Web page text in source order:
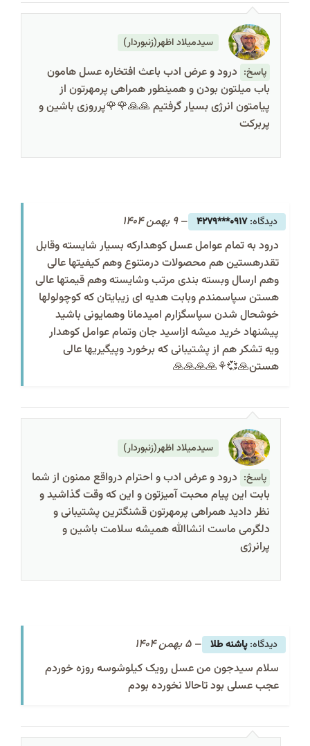
سیدمیلاد اظهر(زنبوردار)
پاسخ: درود و عرض ادب باعث افتخاره عسل هامون
باب میلتون بودن و همینطور همراهی پرمهرتون از
پیامتون انرژی بسیار گرفتیم 🙏🙏🌹🌹پرروزی باشین و
پربرکت
0917***4279
– 9 بهمن 1404
درود به تمام عوامل عسل کوهدارکه بسیار شایسته وقابل
تقدرهستین هم محصولات درمتنوع وهم کیفیتها عالی
وهم ارسال وبسته بندی مرتب وشایسته وهم قیمتها عالی
هستن سپاسمندم وبابت هدیه ای زیبایتان که کوچولولها
خوشحال شدن سپاسگزارم امیدمانا وهمایونی باشید
پیشنهاد خرید میشه ازاسید جان وتمام عوامل کوهدار
ویه تشکر هم از پشتیبانی که برخورد وپیگیریها عالی
هستن🙏💞⚘️🙏🙏🙏🙏
سیدمیلاد اظهر(زنبوردار)
پاسخ: درود و عرض ادب و احترام درواقع ممنون از شما
بابت این پیام محبت آمیزتون و این که وقت گذاشید و
نظر دادید همراهی پرمهرتون قشنگترین پشتیبانی و
دلگرمی ماست انشاالله همیشه سلامت باشین و
پرانرژی
پاشنه طلا – 5 بهمن 1404
سلام سیدجون من عسل رویک کیلوشوسه روزه خوردم
عجب عسلی بود تاحالا نخورده بودم